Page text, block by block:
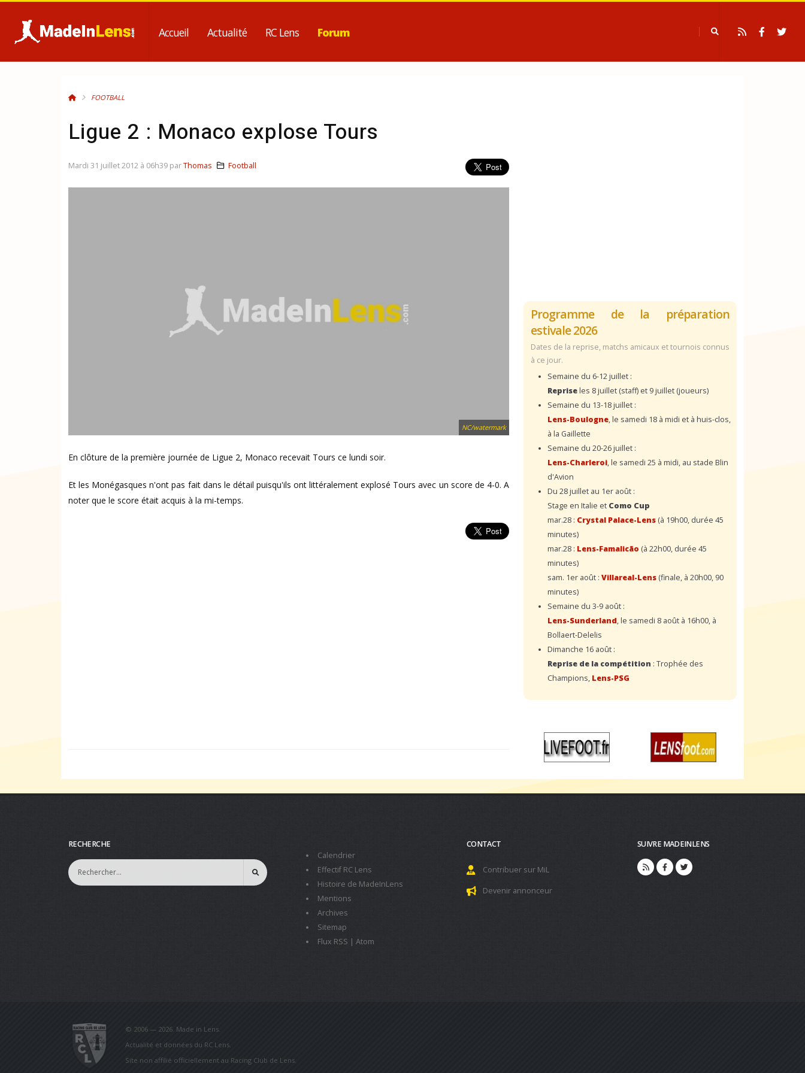
Accueil Actualité RC Lens Forum
FOOTBALL
Ligue 2 : Monaco explose Tours
NC/watermark
En clôture de la première journée de Ligue 2, Monaco recevait Tours ce lundi soir.
Et les Monégasques n'ont pas fait dans le détail puisqu'ils ont littéralement explosé Tours avec un score de 4-0. A
noter que le score était acquis à la mi-temps.
Mardi 31 juillet 2012 à 06h39 parThomas Football
Programme de la préparation
estivale 2026
Dates de la reprise, matchs amicaux et tournois connus
à ce jour.
Semaine du 6-12 juillet :
Repriseles 8 juillet (staff) et 9 juillet (joueurs)
Semaine du 13-18 juillet :
Lens-Boulogne, le samedi 18 à midi et à huis-clos,
à la Gaillette
Semaine du 20-26 juillet :
Lens-Charleroi, le samedi 25 à midi, au stade Blin
d'Avion
Du 28 juillet au 1er août :
Stage en Italie et Como Cup
mar.28 : Crystal Palace-Lens (à 19h00, durée 45
minutes)
mar.28 : Lens-Famalicão (à 22h00, durée 45
minutes)
sam. 1er août : Villareal-Lens (finale, à 20h00, 90
minutes)
Semaine du 3-9 août :
Lens-Sunderland, le samedi 8 août à 16h00, à
Bollaert-Delelis
Dimanche 16 août :
Reprise de la compétition : Trophée des
Champions, Lens-PSG
RECHERCHE
Calendrier
Effectif RC Lens
Histoire de MadeInLens
Mentions
Archives
Sitemap
Flux RSS | Atom
CONTACT
Contribuer sur MiL
Devenir annonceur
SUIVRE MADEINLENS
© 2006 — 2026. Made in Lens.
Actualité et données du RC Lens.
Site non affilié officiellement au Racing Club de Lens.